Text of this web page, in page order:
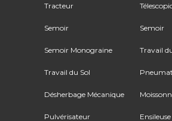
Tracteur
Semoir
Semoir Monograine
Travail du Sol
Désherbage Mécanique
Pulvérisateur
Semoir
Travail
Ensileuse